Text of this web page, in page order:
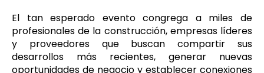
El tan esperado evento congrega a miles de
profesionales de la construcción, empresas líderes
y proveedores que buscan compartir sus
desarrollos más recientes, generar nuevas
oportunidades de negocio y establecer conexiones